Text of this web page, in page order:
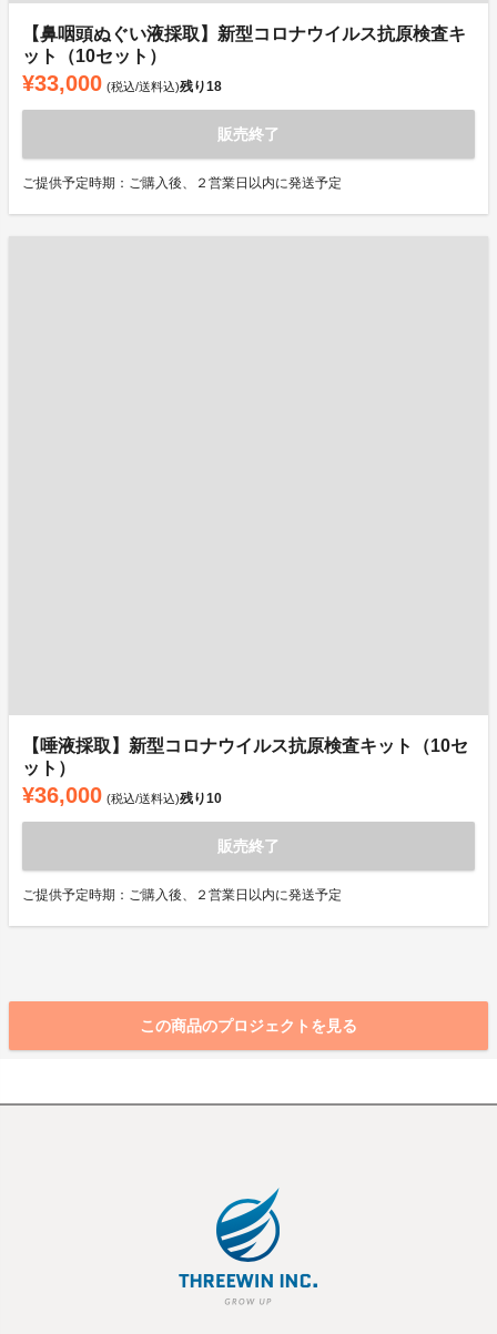
【鼻咽頭ぬぐい液採取】新型コロナウイルス抗原検査キ
ット（10セット）
¥33,000 (税込/送料込)残り18
販売終了
ご提供予定時期：ご購入後、２営業日以内に発送予定
【唾液採取】新型コロナウイルス抗原検査キット（10セ
ット）
¥36,000 (税込/送料込)残り10
販売終了
ご提供予定時期：ご購入後、２営業日以内に発送予定
この商品のプロジェクトを見る